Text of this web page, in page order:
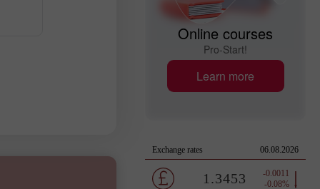
Online courses
Pro-Start!
Learn more